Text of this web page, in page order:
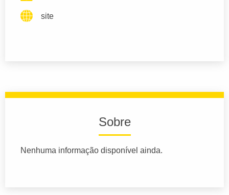
site
Sobre
Nenhuma informação disponível ainda.